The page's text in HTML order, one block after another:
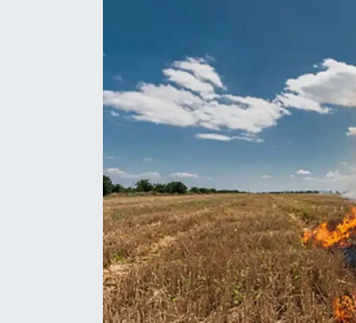
İlim & İrfan
Kültür & Sanat